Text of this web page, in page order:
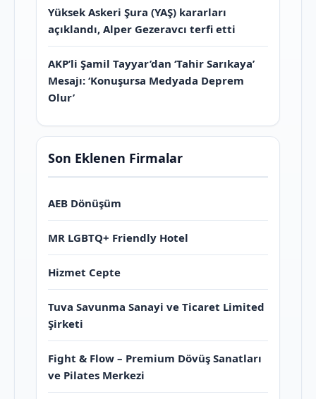
Yüksek Askeri Şura (YAŞ) kararları
açıklandı, Alper Gezeravcı terfi etti
AKP’li Şamil Tayyar’dan ‘Tahir Sarıkaya’
Mesajı: ‘Konuşursa Medyada Deprem
Olur’
Son Eklenen Firmalar
AEB Dönüşüm
MR LGBTQ+ Friendly Hotel
Hizmet Cepte
Tuva Savunma Sanayi ve Ticaret Limited
Şirketi
Fight & Flow – Premium Dövüş Sanatları
ve Pilates Merkezi